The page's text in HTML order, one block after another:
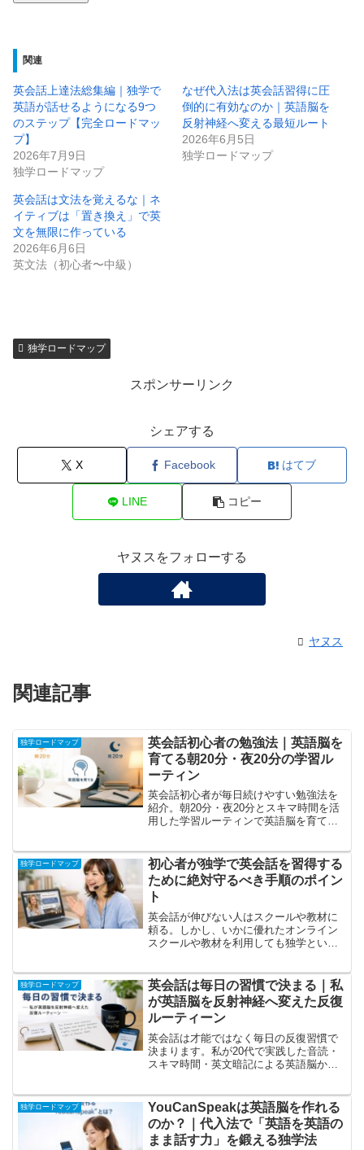
関連
​英会話上達法総集編｜独学で
英語が話せるようになる9つ
のステップ【完全ロードマッ
プ】
2026年7月9日
独学ロードマップ
なぜ代入法は英会話習得に圧
倒的に有効なのか｜英語脳を
反射神経へ変える最短ルート
2026年6月5日
独学ロードマップ
英会話は文法を覚えるな｜ネ
イティブは「置き換え」で英
文を無限に作っている
2026年6月6日
英文法（初心者〜中級）
独学ロードマップ
スポンサーリンク
シェアする
X Facebook はてブ
LINE コピー
ヤヌスをフォローする
ヤヌス
関連記事
独学ロードマップ
英会話初心者の勉強法｜英語脳を
育てる朝20分・夜20分の学習ル
ーティン
英会話初心者が毎日続けやすい勉強法を
紹介。朝20分・夜20分とスキマ時間を活
用した学習ルーティンで英語脳を育て、
独学ロードマップ
初心者が独学で英会話を習得する
ために絶対守るべき手順のポイン
ト
英会話が伸びない人はスクールや教材に
頼る。しかし、いかに優れたオンライン
スクールや教材を利用しても独学という
の独学の最重要ポイントを解説する。
独学ロードマップ
英会話は毎日の習慣で決まる｜私
が英語脳を反射神経へ変えた反復
ルーティーン
英会話は才能ではなく毎日の反復習慣で
決まります。私が20代で実践した音読・
スキマ時間・英文暗記による英語脳から
一日の学習ルーティーンを紹介します。
独学ロードマップ
YouCanSpeakは英語脳を作れる
のか？｜代入法で「英語を英語の
まま話す力」を鍛える独学法